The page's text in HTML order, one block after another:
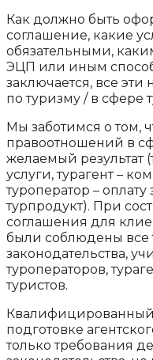
Как должно быть
соглашение, какие
обязательными,
ЭЦП или иным
заключается, все
по туризму / в сфере
Мы заботимся о том,
правоотношений в
желаемый результат
услуги, турагент –
туроператор –
турпродукт). При
соглашения для
были соблюдены все
законодательства,
туроператоров,
туристов.
Квалифицированный
подготовке
только требования